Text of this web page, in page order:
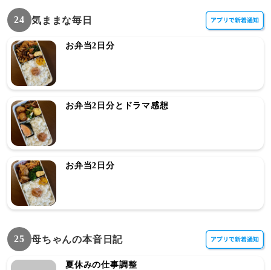
24 気ままな毎日
お弁当2日分
お弁当2日分とドラマ感想
お弁当2日分
25 母ちゃんの本音日記
夏休みの仕事調整